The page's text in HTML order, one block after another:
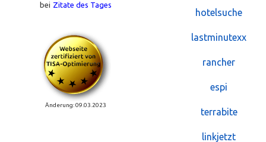
bei Zitate des Tages
Änderung: 09.03.2023
hotelsuche
lastminutexx
rancher
espi
terrabite
linkjetzt